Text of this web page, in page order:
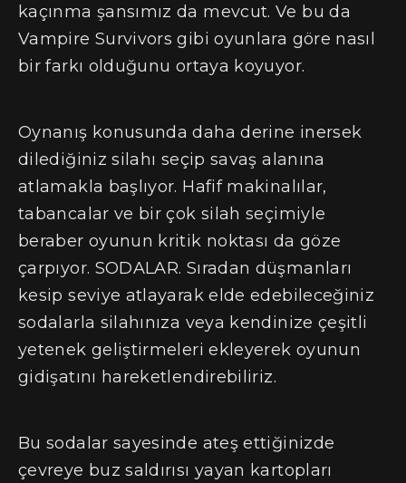
kaçınma şansımız da mevcut. Ve bu da
Vampire Survivors gibi oyunlara göre nasıl
bir farkı olduğunu ortaya koyuyor.
Oynanış konusunda daha derine inersek
dilediğiniz silahı seçip savaş alanına
atlamakla başlıyor. Hafif makinalılar,
tabancalar ve bir çok silah seçimiyle
beraber oyunun kritik noktası da göze
çarpıyor. SODALAR. Sıradan düşmanları
kesip seviye atlayarak elde edebileceğiniz
sodalarla silahınıza veya kendinize çeşitli
yetenek geliştirmeleri ekleyerek oyunun
gidişatını hareketlendirebiliriz.
Bu sodalar sayesinde ateş ettiğinizde
çevreye buz saldırısı yayan kartopları